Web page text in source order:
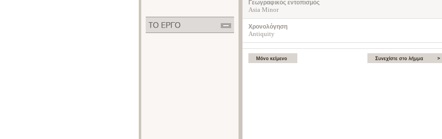
Γεωγραφικός εντοπισμός
Asia Minor
Χρονολόγηση
Antiquity